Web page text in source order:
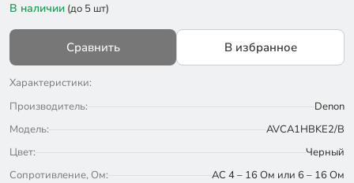
В наличии (до 5 шт)
Сравнить В избранное
Характеристики:
Производитель:
Denon
Модель:
AVCA1HBKE2/B
Цвет:
Черный
Сопротивление, Ом:
АС 4 – 16 Ом или 6 – 16 Ом